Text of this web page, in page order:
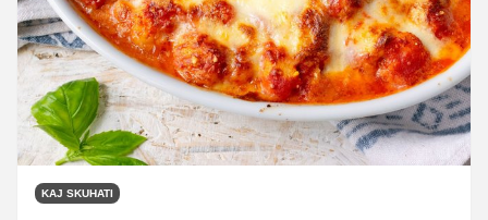
KAJ SKUHATI